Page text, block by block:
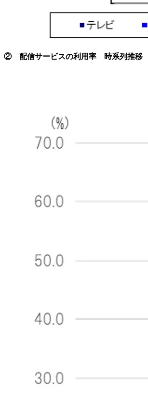
② 配信サービスの利用率 時系列推移